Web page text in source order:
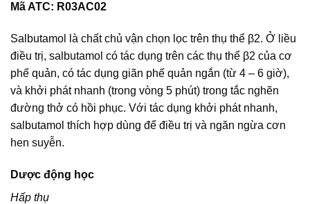
Mã ATC: R03AC02
Salbutamol là chất chủ vận chọn lọc trên thụ thể β2. Ở liều
điều trị, salbutamol có tác dụng trên các thụ thể β2 của cơ
phế quản, có tác dụng giãn phế quản ngắn (từ 4 – 6 giờ),
và khởi phát nhanh (trong vòng 5 phút) trong tắc nghẽn
đường thở có hồi phục. Với tác dụng khởi phát nhanh,
salbutamol thích hợp dùng để điều trị và ngăn ngừa cơn
hen suyễn.
Dược động học
Hấp thụ